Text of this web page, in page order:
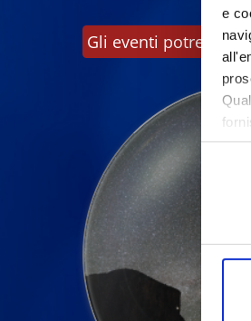
e
Gli eventi